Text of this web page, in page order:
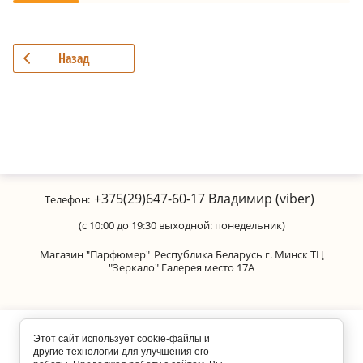
Назад
Телефон: +375(29)647-60-17 Владимир (viber)
(с 10:00 до 19:30 выходной: понедельник)
Магазин "Парфюмер" Республика Беларусь г. Минск ТЦ
"Зеркало" Галерея место 17А
Этот сайт использует cookie-файлы и
другие технологии для улучшения его